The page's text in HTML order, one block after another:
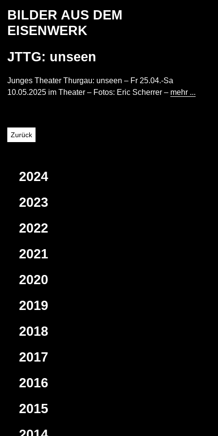
BILDER AUS DEM
EISENWERK
JTTG: unseen
Junges Theater Thurgau: unseen – Fr 25.04.-Sa
10.05.2025 im Theater – Fotos: Eric Scherrer – mehr ...
Zurück
2024
2023
2022
2021
2020
2019
2018
2017
2016
2015